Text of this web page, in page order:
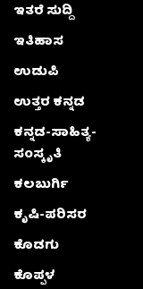
ಇತರೆ ಸುದ್ದಿ
ಇತಿಹಾಸ
ಉಡುಪಿ
ಉತ್ತರ ಕನ್ನಡ
ಕನ್ನಡ-ಸಾಹಿತ್ಯ-
ಸಂಸ್ಕೃತಿ
ಕಲಬುರ್ಗಿ
ಕೃಷಿ-ಪರಿಸರ
ಕೊಡಗು
ಕೊಪ್ಪಳ